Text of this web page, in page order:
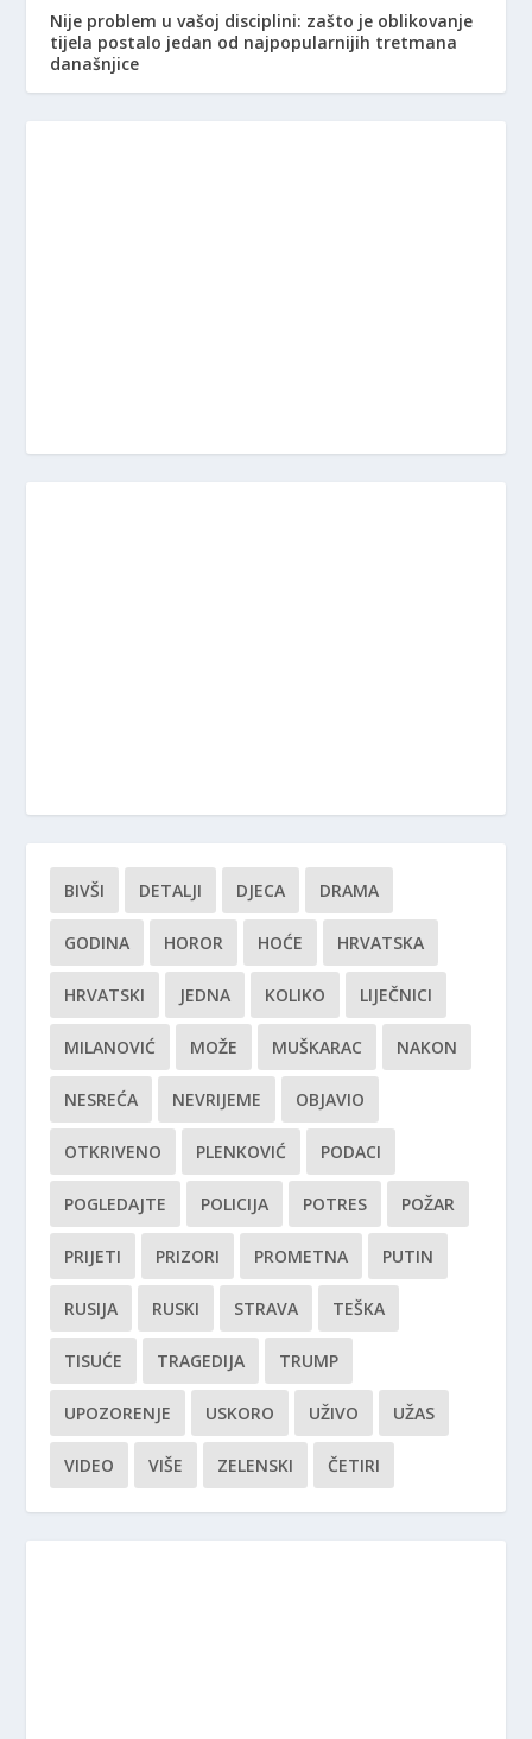
Nije problem u vašoj disciplini: zašto je oblikovanje
tijela postalo jedan od najpopularnijih tretmana
današnjice
BIVŠI DETALJI DJECA DRAMA
GODINA HOROR HOĆE HRVATSKA
HRVATSKI JEDNA KOLIKO LIJEČNICI
MILANOVIĆ MOŽE MUŠKARAC NAKON
NESREĆA NEVRIJEME OBJAVIO
OTKRIVENO PLENKOVIĆ PODACI
POGLEDAJTE POLICIJA POTRES POŽAR
PRIJETI PRIZORI PROMETNA PUTIN
RUSIJA RUSKI STRAVA TEŠKA
TISUĆE TRAGEDIJA TRUMP
UPOZORENJE USKORO UŽIVO UŽAS
VIDEO VIŠE ZELENSKI ČETIRI